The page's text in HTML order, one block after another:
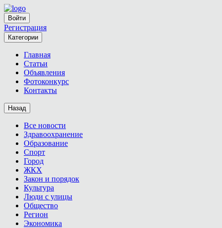
Войти
Регистрация
Категории
Главная
Статьи
Объявления
Фотоконкурс
Контакты
Назад
Все новости
Здравоохранение
Образование
Спорт
Город
ЖКХ
Закон и порядок
Культура
Люди с улицы
Общество
Регион
Экономика